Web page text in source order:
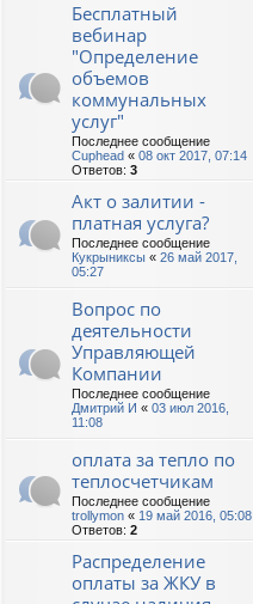
Бесплатный
вебинар
"Определение
объемов
коммунальных
услуг"
Последнее сообщение
Cuphead « 08 окт 2017, 07:14
Ответов: 3
Акт о залитии -
платная услуга?
Последнее сообщение
Кукрыниксы « 26 май 2017,
05:27
Вопрос по
деятельности
Управляющей
Компании
Последнее сообщение
Дмитрий И « 03 июл 2016,
11:08
оплата за тепло по
теплосчетчикам
Последнее сообщение
trollymon « 19 май 2016, 05:08
Ответов: 2
Распределение
оплаты за ЖКУ в